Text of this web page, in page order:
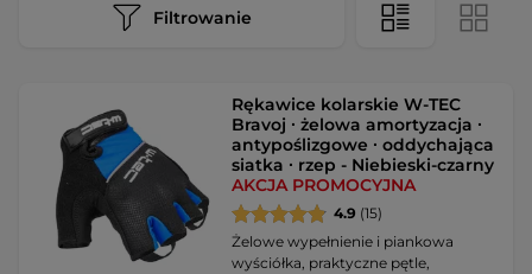
Filtrowanie
Rękawice kolarskie W-TEC
Bravoj ∙ żelowa amortyzacja ∙
antypoślizgowe ∙ oddychająca
siatka ∙ rzep - Niebieski-czarny
AKCJA PROMOCYJNA
4.9 (15)
Żelowe wypełnienie i piankowa
wyściółka, praktyczne pętle,